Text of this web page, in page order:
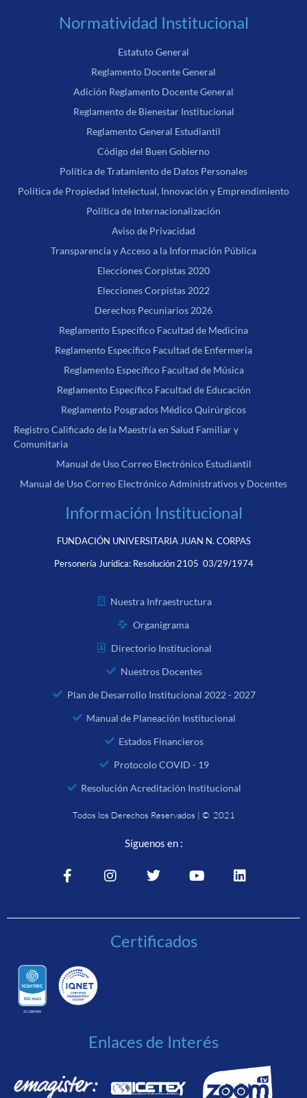
Normatividad Institucional
Estatuto General
Reglamento Docente General
Adición Reglamento Docente General
Reglamento de Bienestar Institucional
Reglamento General Estudiantil
Código del Buen Gobierno
Política de Tratamiento de Datos Personales
Política de Propiedad Intelectual, Innovación y Emprendimiento
Política de Internacionalización
Aviso de Privacidad
Transparencia y Acceso a la Información Pública
Elecciones Corpistas 2020
Elecciones Corpistas 2022
Derechos Pecuniarios 2026
Reglamento Específico Facultad de Medicina
Reglamento Específico Facultad de Enfermería
Reglamento Específico Facultad de Música
Reglamento Específico Facultad de Educación
Reglamento Posgrados Médico Quirúrgicos
Registro Calificado de la Maestría en Salud Familiar y
Comunitaria
Manual de Uso Correo Electrónico Estudiantil
Manual de Uso Correo Electrónico Administrativos y Docentes
Información Institucional
FUNDACIÓN UNIVERSITARIA JUAN N. CORPAS
Personería Jurídica: Resolución 2105 03/29/1974
Nuestra Infraestructura
Organigrama
Directorio Institucional
Nuestros Docentes
Plan de Desarrollo Institucional 2022 - 2027
Manual de Planeación Institucional
Estados Financieros
Protocolo COVID - 19
Resolución Acreditación Institucional
Todos los Derechos Reservados | © 2021
Síguenos en :
Certificados
Enlaces de Interés